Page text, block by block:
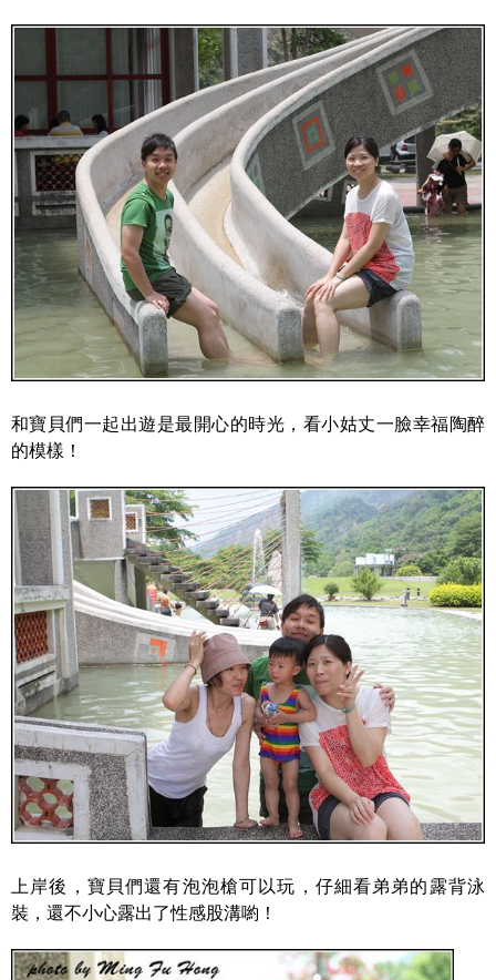
和寶貝們一起出遊是最開心的時光，看小姑丈一臉幸福陶醉
的模樣！
上岸後，寶貝們還有泡泡槍可以玩，仔細看弟弟的露背泳
裝，還不小心露出了性感股溝喲！